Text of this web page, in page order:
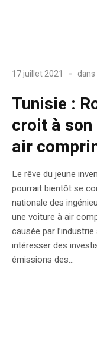
17 juillet 2021 dans
Tunisie :
croit à
air
Le rêve du jeune
pourrait bientôt se
nationale des
une voiture à air
causée par
intéresser des
émissions des...